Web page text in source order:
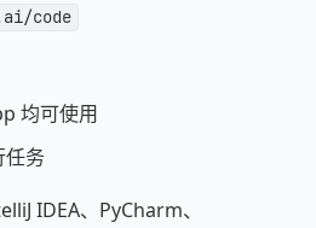
code
均可使用
任务
IDEA、PyCharm、